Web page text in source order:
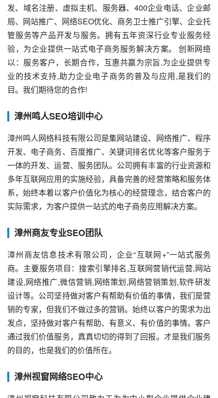
发、域名注册、虚拟主机、服务器、400企业电话、企业邮
局、网站推广、网络SEO优化、商务卫士推广引擎、企业托
管服务等产品开发与服务。拥有五年资深行业专业服务经
验，为企业提供一站式电子商务服务解决方案。 创新网络
以：服务客户，长期合作，互惠共赢为宗旨.为企业提供专
业的技术支持,助力企业电子商务的普及与应用,是我们的
目。我们期待您的合作!
漳州鸣人SEO培训中心
漳州鸣人网络科技有限公司是集网站建设、网络推广、程序
开发、电子商务、百度推广、关键词排名优化等客户服务于
一体的开发、运营、服务团队。公司拥有丰富的行业资源和
多年互联网应用的实施经验，具备完善的经营策略和服务体
系，始终本着以客户价值化为核心的经营理念，结合客户的
实际需求，为客户提供一站式的电子商务应用解决方案。
漳州商友专业SEO团队
漳州商友信息技术有限公司，企业“互联网+”一站式服务
商。主要服务项目：搜索引擎排名,互联网营销代运营,网站
建设,网络推广,微信营销,网络策划,网络营销策划,软件研发
设计等。公司坚持做对客户有帮助有价值的事情，我们是营
销的专家，但我们不做过多的营销。始终以客户的需求为出
发点，坚持做对客户有帮助、有意义、有价值的事情。客户
通过我们价值服务，真真切切的得到了回报。才是我们服务
的目的，也是我们的价值所在。
漳州视窗网络SEO中心